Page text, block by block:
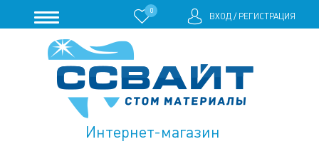
0
ВХОД/ РЕГИСТРАЦИЯ
Интернет-магазин